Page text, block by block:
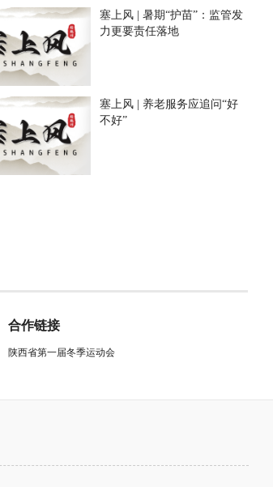
塞上风 | 暑期“护苗”：监管发
力更要责任落地
塞上风 | 养老服务应追问“好
不好”
合作链接
陕西省第一届冬季运动会